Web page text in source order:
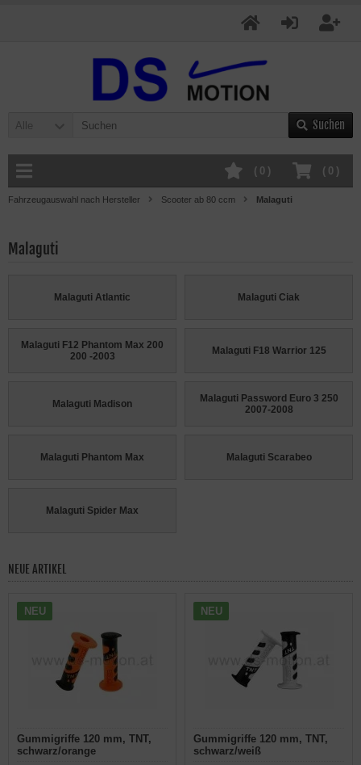
Alle Suchen
( 0 )
( 0 )
Fahrzeugauswahl nach Hersteller Scooter ab 80 ccm Malaguti
Malaguti
Malaguti Atlantic Malaguti Ciak
Malaguti F12 Phantom Max 200
200 -2003
Malaguti F18 Warrior 125
Malaguti Madison
Malaguti Password Euro 3 250
2007-2008
Malaguti Phantom Max Malaguti Scarabeo
Malaguti Spider Max
NEUE ARTIKEL
NEU
Gummigriffe 120 mm, TNT,
schwarz/orange
NEU
Gummigriffe 120 mm, TNT,
schwarz/weiß